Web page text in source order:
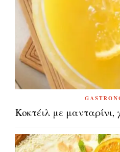
Κοκτέιλ με μανταρίνι,